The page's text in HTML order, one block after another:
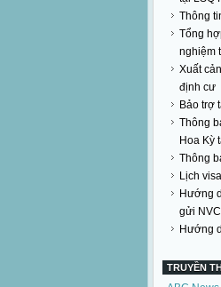
Thông
Tổng
nghiệm
Xuất
định cư
Bảo trợ
Thông
Hoa Kỳ
Thông
Lịch
Hướng
gửi NVC
Hướng
TRUYỀN